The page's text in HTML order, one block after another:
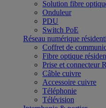
Solution fibre
Onduleur
PDU
Switch PoE
Réseau numérique
Coffret de
Fibre optique
Prise et connecteur
Câble cuivre
Accessoire cuivre
Téléphonie
Télévision